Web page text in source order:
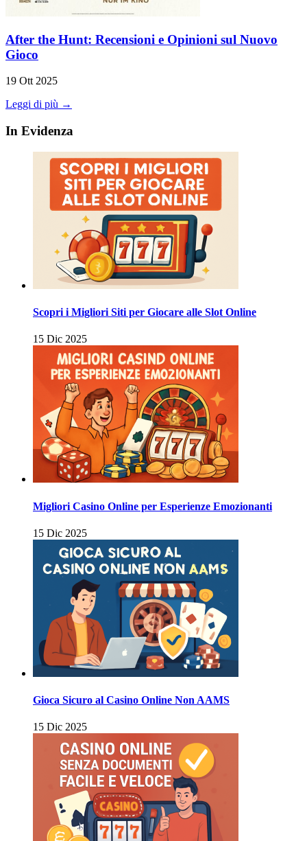
After the Hunt: Recensioni e Opinioni sul Nuovo
Gioco
19 Ott 2025
Leggi di più →
In Evidenza
Scopri i Migliori Siti per Giocare alle Slot Online
15 Dic 2025
Migliori Casino Online per Esperienze Emozionanti
15 Dic 2025
Gioca Sicuro al Casino Online Non AAMS
15 Dic 2025